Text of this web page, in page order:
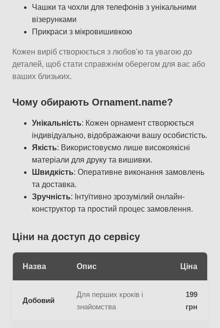
Чашки та чохли для телефонів з унікальними
візерунками
Прикраси з мікровишивкою
Кожен виріб створюється з любов'ю та увагою до
деталей, щоб стати справжнім оберегом для вас або
ваших близьких.
Чому обирають Ornament.name?
Унікальність: Кожен орнамент створюється
індивідуально, відображаючи вашу особистість.
Якість: Використовуємо лише високоякісні
матеріали для друку та вишивки.
Швидкість: Оперативне виконання замовлень
та доставка.
Зручність: Інтуїтивно зрозумілий онлайн-
конструктор та простий процес замовлення.
Ціни на доступ до сервісу
Назва Опис Ціна
Добовий
Для перших кроків і
знайомства
199
грн